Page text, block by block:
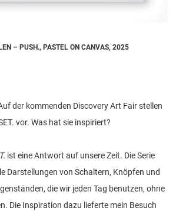
– PUSH., PASTEL ON CANVAS, 2025
der kommenden Discovery Art Fair stellen
vor. Was hat sie inspiriert?
ist eine Antwort auf unsere Zeit. Die Serie
Darstellungen von Schaltern, Knöpfen und
die wir jeden Tag benutzen, ohne
Die Inspiration dazu lieferte mein Besuch